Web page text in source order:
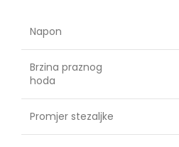
Napon
Brzina praznog
hoda
Promjer stezaljke